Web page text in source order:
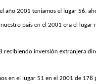
año 2001 teníamos el lugar 56,
país en el 2001 era el lugar
recibiendo inversión extranjera
en el lugar 51 en el 2001 de 178